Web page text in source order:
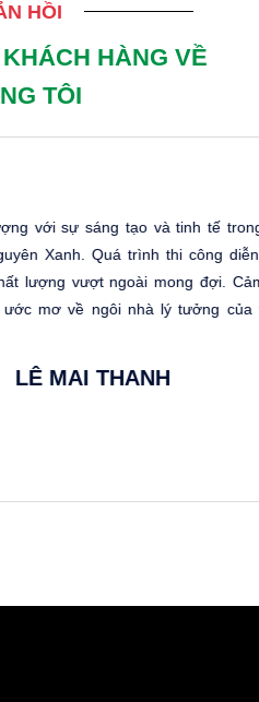
HỒI
HÀNG VỀ
TÔI
tạo và tinh tế trong thiết kế
trình thi công diễn ra đúng
mong đợi. Cảm ơn các
nhà lý tưởng của tôi thành